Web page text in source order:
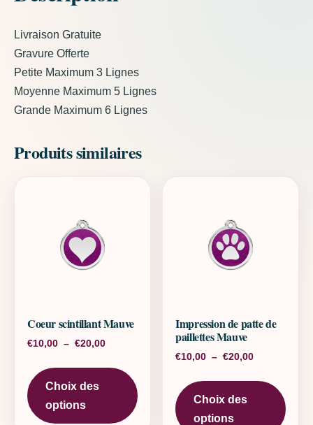
Livraison Gratuite
Gravure Offerte
Petite Maximum 3 Lignes
Moyenne Maximum 5 Lignes
Grande Maximum 6 Lignes
Produits similaires
Coeur scintillant Mauve
€10,00 – €20,00Plage de prix : €10,00 à €20,00
Choix des
options
Ce produit a plusieurs variations.
Impression de patte de
paillettes Mauve
€10,00 – €20,00Plage de
Choix des
options